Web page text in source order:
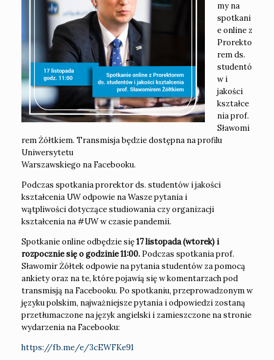
my na
spotkani
e online z
Prorekto
rem ds.
studentó
w i
jakości
kształce
nia prof.
Sławomi
rem Żółtkiem. Transmisja będzie dostępna na profilu
Uniwersytetu
Warszawskiego na Facebooku.
Podczas spotkania prorektor ds. studentów i jakości
kształcenia UW odpowie na Wasze pytania i
wątpliwości dotyczące studiowania czy organizacji
kształcenia na #UW w czasie pandemii.
Spotkanie online odbędzie się17 listopada (wtorek) i
rozpocznie się o godzinie 11:00. Podczas spotkania prof.
Sławomir Żółtek odpowie na pytania studentów za pomocą
ankiety oraz na te, które pojawią się w komentarzach pod
transmisją na Facebooku. Po spotkaniu, przeprowadzonym w
języku polskim, najważniejsze pytania i odpowiedzi zostaną
przetłumaczone na język angielski i zamieszczone na stronie
wydarzenia na Facebooku:
https://fb.me/e/3cEWFKe91